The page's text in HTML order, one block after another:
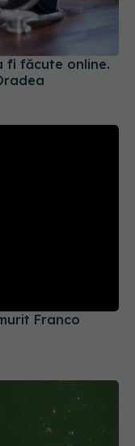
fi făcute online.
Franco